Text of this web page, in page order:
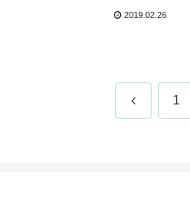
（都内在住のR様）
2019.02.26
前 1